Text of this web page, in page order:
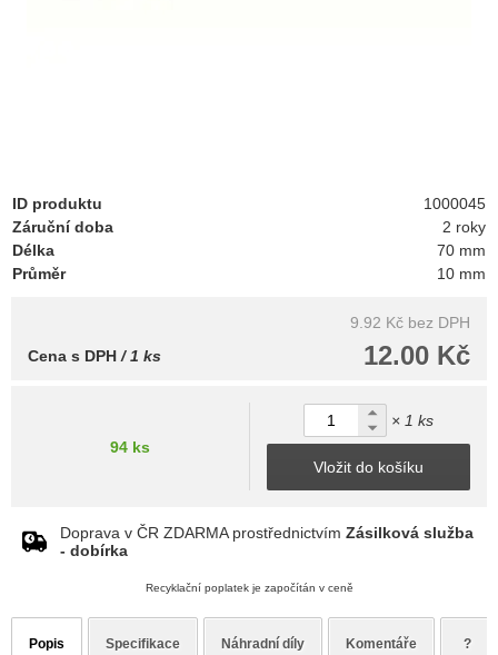
ID produktu
1000045
Záruční doba
2 roky
Délka
70 mm
Průměr
10 mm
9.92 Kč bez DPH
12.00 Kč
Cena s DPH / 1 ks
94 ks
× 1 ks
Vložit do košíku
Doprava v ČR ZDARMA prostřednictvím Zásilková služba
- dobírka
Recyklační poplatek je započítán v ceně
Popis Specifikace Náhradní díly Komentáře ?